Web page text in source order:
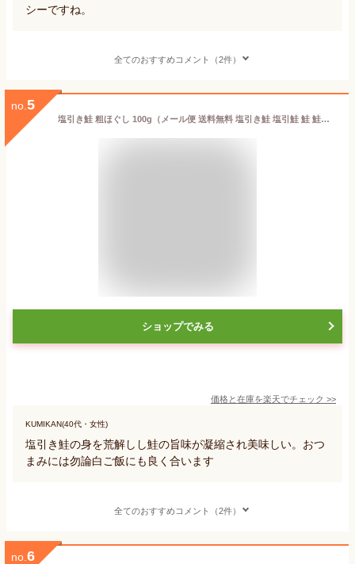
シーですね。
全てのおすすめコメント（2件）
no. 5
塩引き鮭 粗ほぐし 100g（メール便 送料無料 塩引き鮭 塩引鮭 鮭 鮭フレーク サーモンフレーク 鮭ほぐし 荒ほぐし 新潟 新潟県 村上 村上市 鮭茶漬け 特産品 名産品 人気 お土産 無添加 無着色 保存料不使用 ポイント消化 日時指定不可）
ショップでみる
価格と在庫を楽天でチェック >>
KUMIKAN(40代・女性)
塩引き鮭の身を荒解しし鮭の旨味が凝縮され美味しい。おつ
まみには勿論白ご飯にも良く合います
全てのおすすめコメント（2件）
no. 6